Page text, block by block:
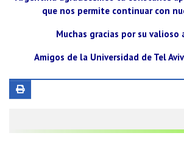
que nos permite continuar con
Muchas gracias por su valioso
Amigos de la Universidad de Tel